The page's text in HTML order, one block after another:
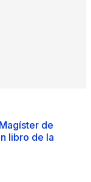
de
libro de la